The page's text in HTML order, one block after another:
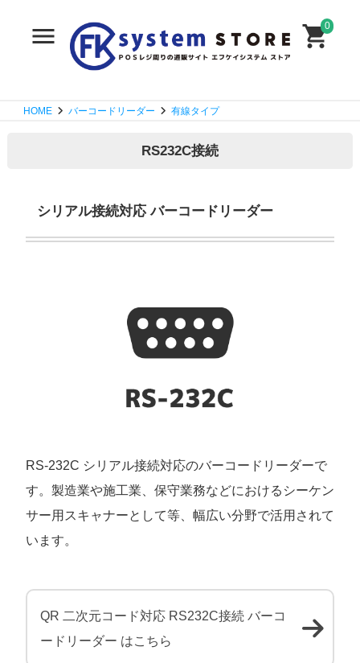
0
HOME バーコードリーダー 有線タイプ
RS232C接続
シリアル接続対応 バーコードリーダー
RS-232C シリアル接続対応のバーコードリーダーで
す。製造業や施工業、保守業務などにおけるシーケン
サー用スキャナーとして等、幅広い分野で活用されて
います。
QR 二次元コード対応 RS232C接続 バーコ
ードリーダー はこちら